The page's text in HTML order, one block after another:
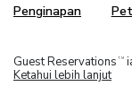
Penginapan
Guest Reservations TM
Ketahui lebih lanjut